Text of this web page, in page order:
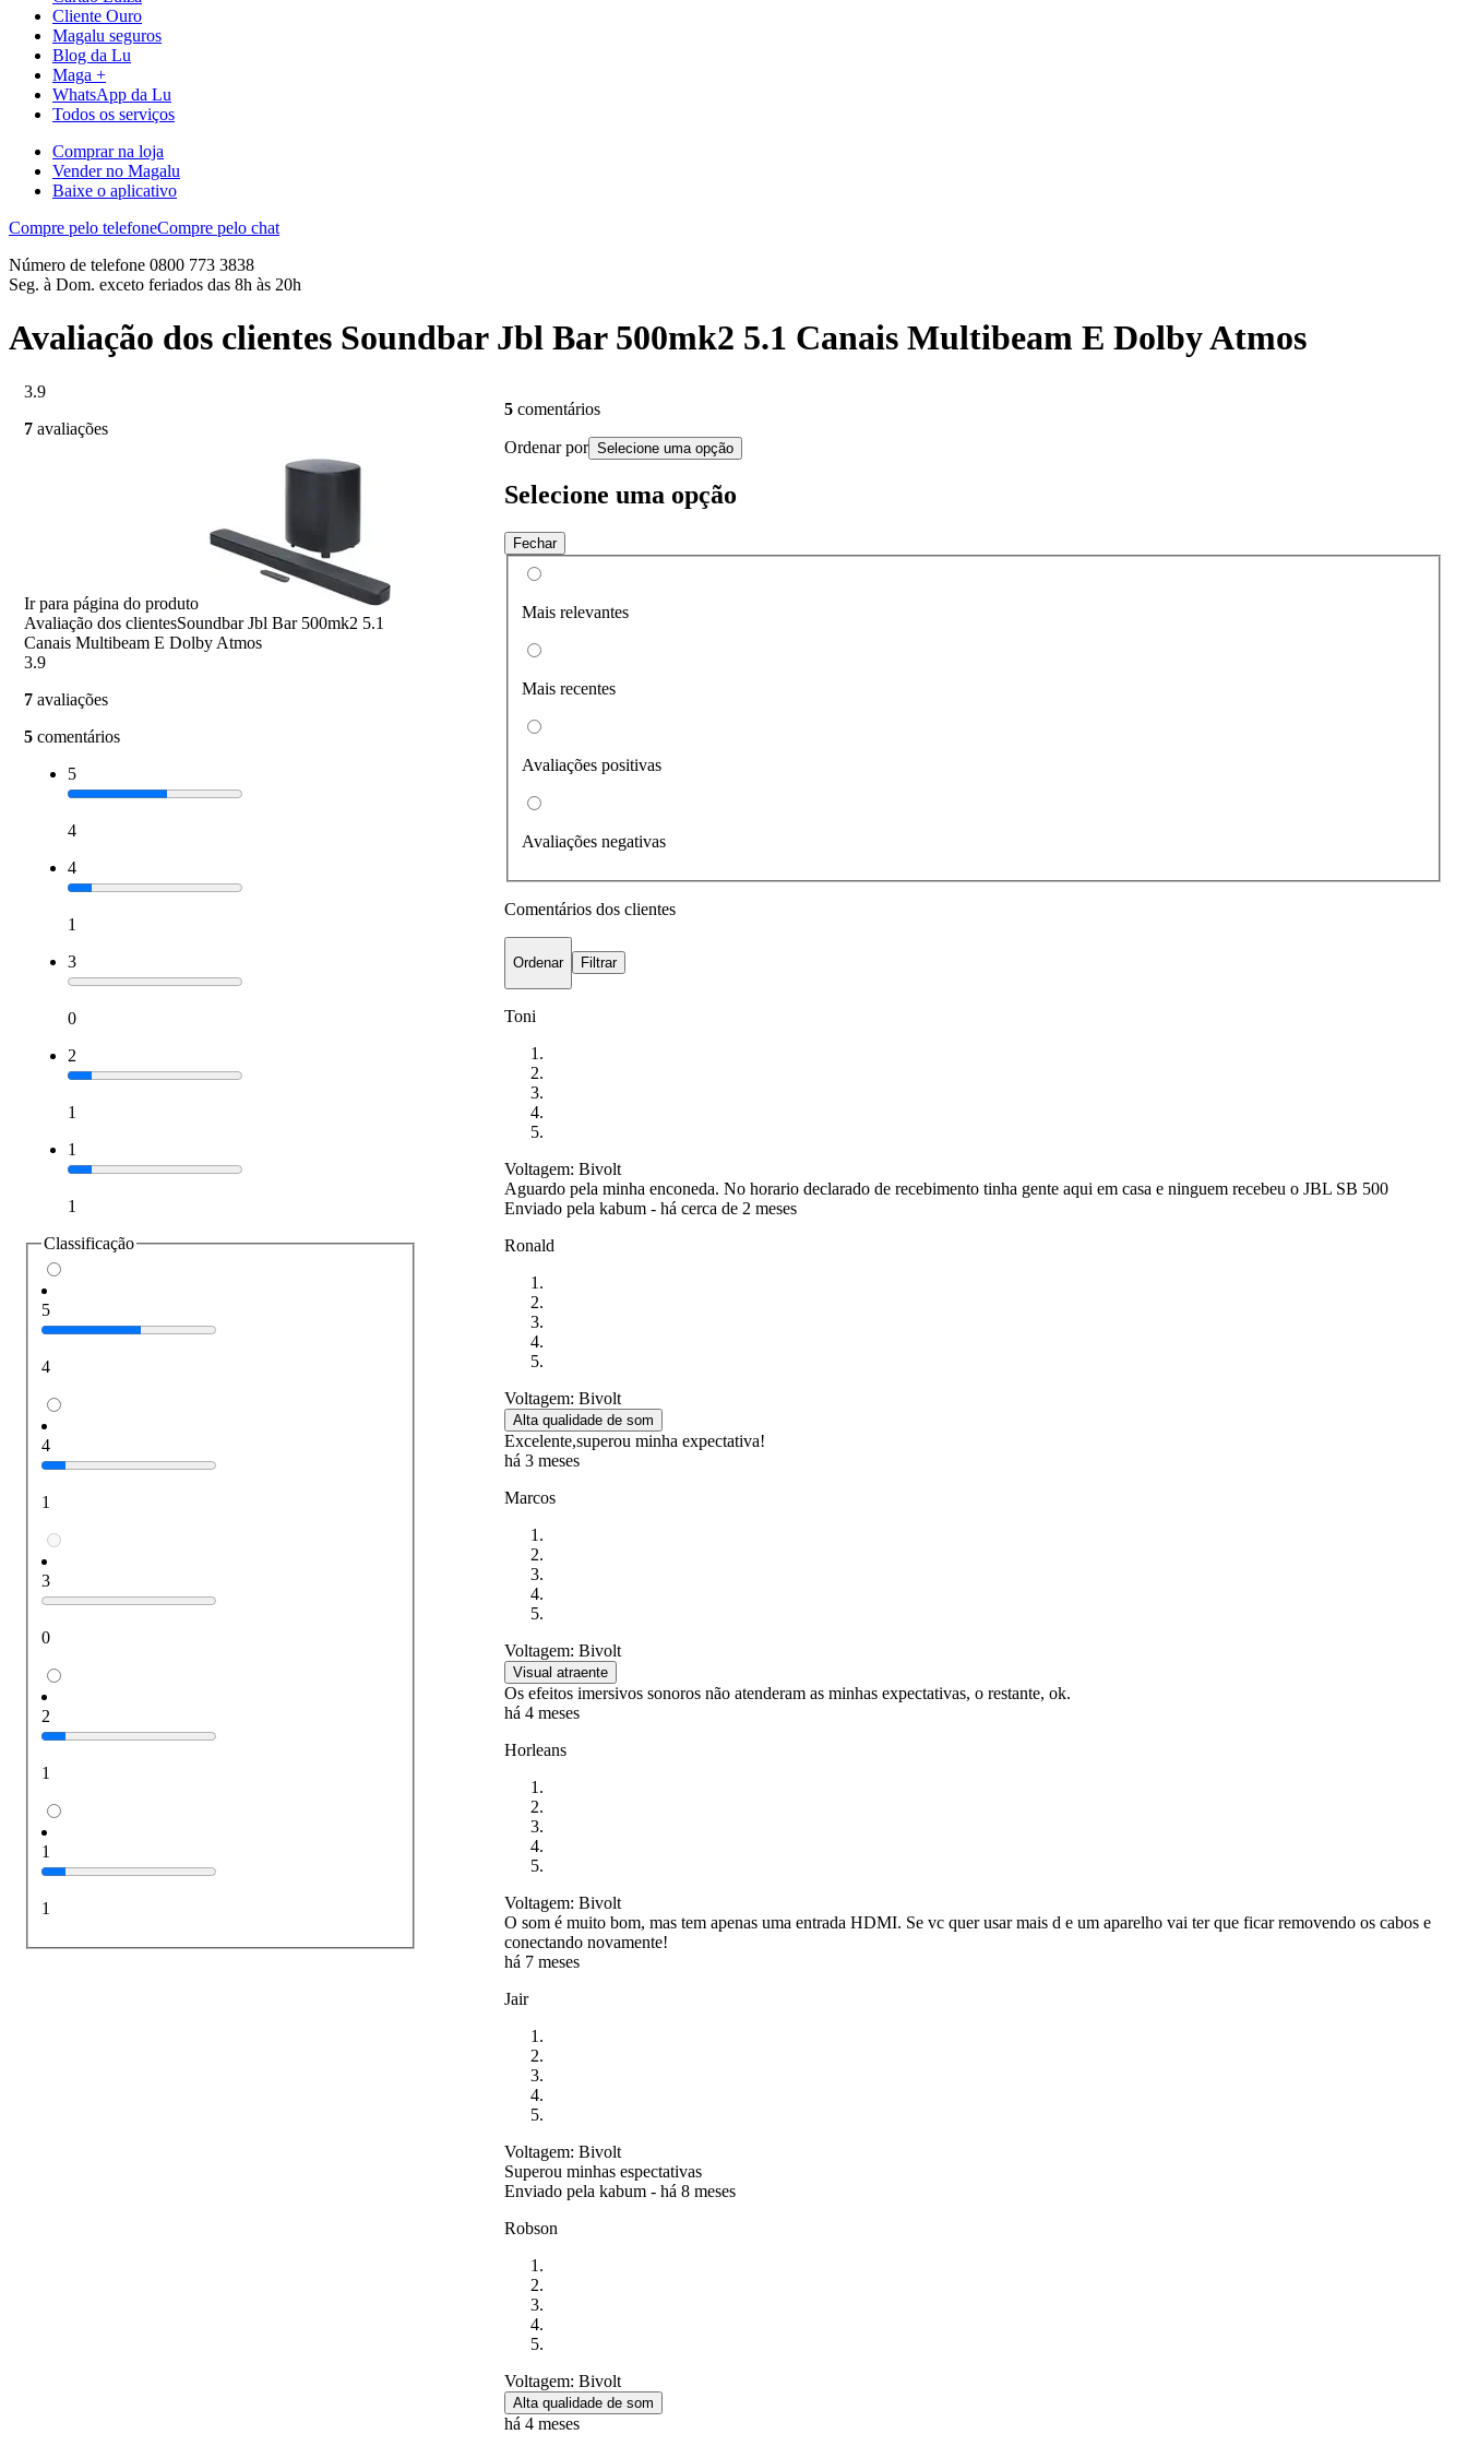
Cliente Ouro
Magalu seguros
Blog da Lu
Maga +
WhatsApp da Lu
Todos os serviços
Comprar na loja
Vender no Magalu
Baixe o aplicativo
Compre pelo telefoneCompre pelo chat
Número de telefone 0800 773 3838
Seg. à Dom. exceto feriados das 8h às 20h
Avaliação dos clientes Soundbar Jbl Bar 500mk2 5.1 Canais Multibeam E Dolby Atmos
3.9
7 avaliações
Ir para página do produto
Avaliação dos clientesSoundbar Jbl Bar 500mk2 5.1
Canais Multibeam E Dolby Atmos
3.9
7 avaliações
5 comentários
5
4
4
1
3
0
2
1
1
1
Classificação
5
4
4
1
3
0
2
1
1
1
5 comentários
Ordenar por Selecione uma opção
Selecione uma opção
Fechar
Mais relevantes
Mais recentes
Avaliações positivas
Avaliações negativas
Comentários dos clientes
Ordenar Filtrar
Toni
Voltagem: Bivolt
Aguardo pela minha enconeda. No horario declarado de recebimento tinha gente aqui em casa e ninguem recebeu o JBL SB 500
Enviado pela kabum - há cerca de 2 meses
Ronald
Voltagem: Bivolt
Alta qualidade de som
Excelente,superou minha expectativa!
há 3 meses
Marcos
Voltagem: Bivolt
Visual atraente
Os efeitos imersivos sonoros não atenderam as minhas expectativas, o restante, ok.
há 4 meses
Horleans
Voltagem: Bivolt
O som é muito bom, mas tem apenas uma entrada HDMI. Se vc quer usar mais d e um aparelho vai ter que ficar removendo os cabos e
conectando novamente!
há 7 meses
Jair
Voltagem: Bivolt
Superou minhas espectativas
Enviado pela kabum - há 8 meses
Robson
Voltagem: Bivolt
Alta qualidade de som
há 4 meses